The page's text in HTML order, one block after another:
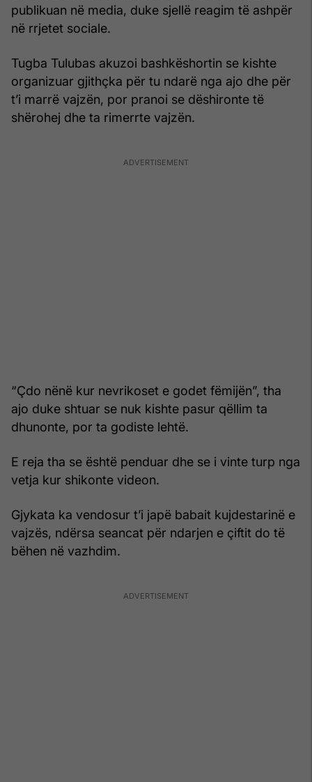
publikuan në media, duke sjellë reagim të ashpër
në rrjetet sociale.
Tugba Tulubas akuzoi bashkëshortin se kishte
organizuar gjithçka për tu ndarë nga ajo dhe për
t’i marrë vajzën, por pranoi se dëshironte të
shërohej dhe ta rimerrte vajzën.
“Çdo nënë kur nevrikoset e godet fëmijën”, tha
ajo duke shtuar se nuk kishte pasur qëllim ta
dhunonte, por ta godiste lehtë.
E reja tha se është penduar dhe se i vinte turp nga
vetja kur shikonte videon.
Gjykata ka vendosur t’i japë babait kujdestarinë e
vajzës, ndërsa seancat për ndarjen e çiftit do të
bëhen në vazhdim.